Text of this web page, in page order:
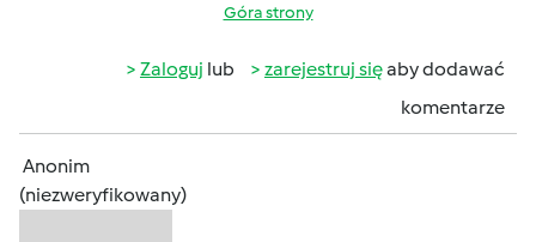
Góra strony
Zaloguj lub zarejestruj sięaby dodawać
komentarze
Anonim
(niezweryfikowany)